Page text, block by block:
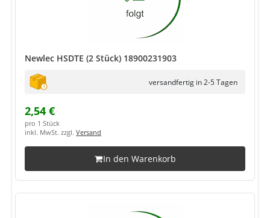
Newlec HSDTE (2 Stück) 18900231903
versandfertig in 2-5 Tagen
2,54 €
pro 1 Stück
inkl. MwSt. zzgl. Versand
In den Warenkorb